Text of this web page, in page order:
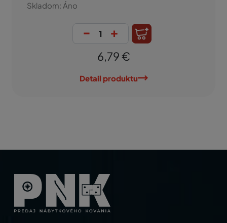
Skladom: Áno
- +
6,79 €
Detail produktu